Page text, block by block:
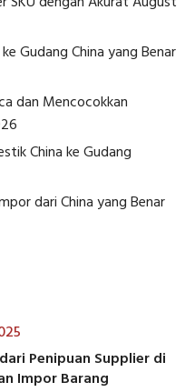
Gudang China yang Benar
dan Mencocokkan
China ke Gudang
dari China yang Benar
Penipuan Supplier di
Impor Barang